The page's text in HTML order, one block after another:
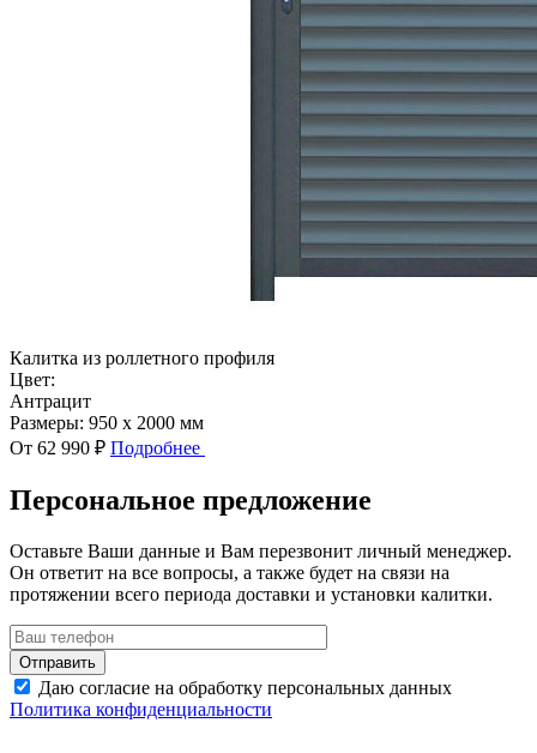
Калитка из роллетного профиля
Цвет:
Антрацит
Размеры: 950 x 2000 мм
От 62 990 ₽ Подробнее
Персональное предложение
Оставьте Ваши данные и Вам перезвонит личный менеджер.
Он ответит на все вопросы, а также будет на связи на
протяжении всего периода доставки и установки калитки.
Даю согласие на обработку персональных данных
Политика конфиденциальности